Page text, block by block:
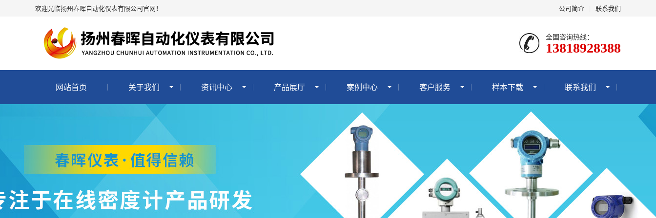
公司简介 联系我们
欢迎光临扬州春晖自动化仪表有限公司官网！
全国咨询热线：
13818928388
网站首页 关于我们 资讯中心 产品展厅 案例中心 客户服务 样本下载 联系我们